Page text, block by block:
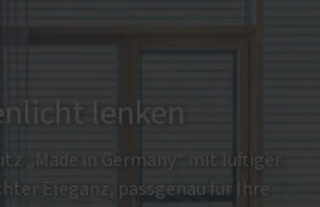
lenken
„Made in Germany“ mit luftiger
Eleganz, passgenau für Ihre